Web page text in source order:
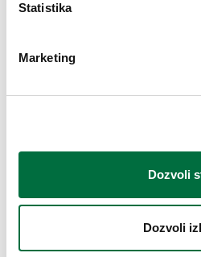
Statistika
Marketing
Dozvoli
Dozvoli